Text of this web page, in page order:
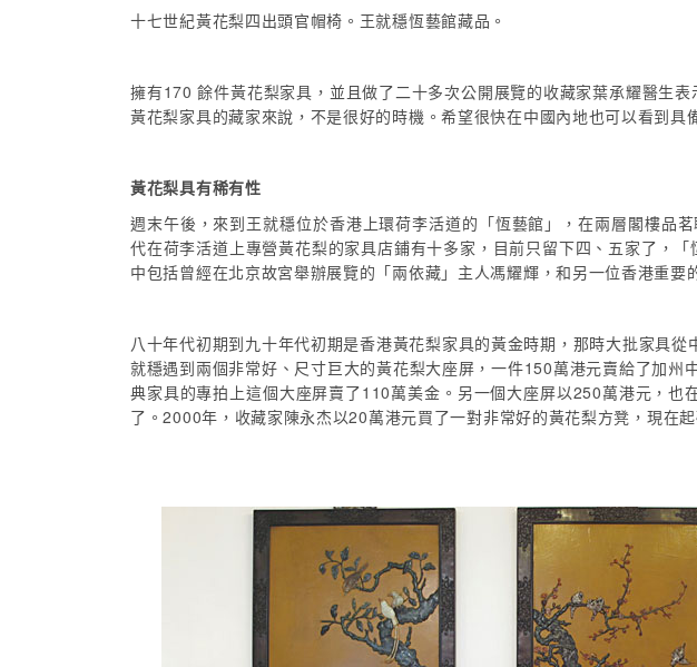
十七世紀黃花梨四出頭官帽椅。王就穩恆藝館藏品。
擁有170 餘件黃花梨家具，並且做了二十多次公開展覽的收藏家葉承耀醫生
黃花梨家具的藏家來說，不是很好的時機。希望很快在中國內地也可以看到具
黃花梨具有稀有性
週末午後，來到王就穩位於香港上環荷李活道的「恆藝館」，在兩層閣樓品
代在荷李活道上專營黃花梨的家具店鋪有十多家，目前只留下四、五家了，
中包括曾經在北京故宮舉辦展覽的「兩依藏」主人馮耀輝，和另一位香港重要
八十年代初期到九十年代初期是香港黃花梨家具的黃金時期，那時大批家具
就穩遇到兩個非常好、尺寸巨大的黃花梨大座屏，一件150萬港元賣給了加
典家具的專拍上這個大座屏賣了110萬美金。另一個大座屏以250萬港元，
了。2000年，收藏家陳永杰以20萬港元買了一對非常好的黃花梨方凳，現在